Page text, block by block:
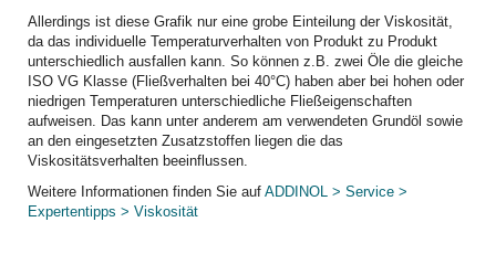
Allerdings ist diese Grafik nur eine grobe Einteilung der Viskosität,
da das individuelle Temperaturverhalten von Produkt zu Produkt
unterschiedlich ausfallen kann. So können z.B. zwei Öle die gleiche
ISO VG Klasse (Fließverhalten bei 40°C) haben aber bei hohen oder
niedrigen Temperaturen unterschiedliche Fließeigenschaften
aufweisen. Das kann unter anderem am verwendeten Grundöl sowie
an den eingesetzten Zusatzstoffen liegen die das
Viskositätsverhalten beeinflussen.
Weitere Informationen finden Sie auf ADDINOL > Service >
Expertentipps > Viskosität